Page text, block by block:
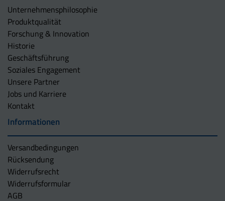
Unternehmens­philosophie
Produktqualität
Forschung & Innovation
Historie
Geschäftsführung
Soziales Engagement
Unsere Partner
Jobs und Karriere
Kontakt
Informationen
Versandbedingungen
Rücksendung
Widerrufsrecht
Widerrufsformular
AGB